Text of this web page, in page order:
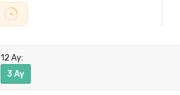
12 Ay:
3 Ay